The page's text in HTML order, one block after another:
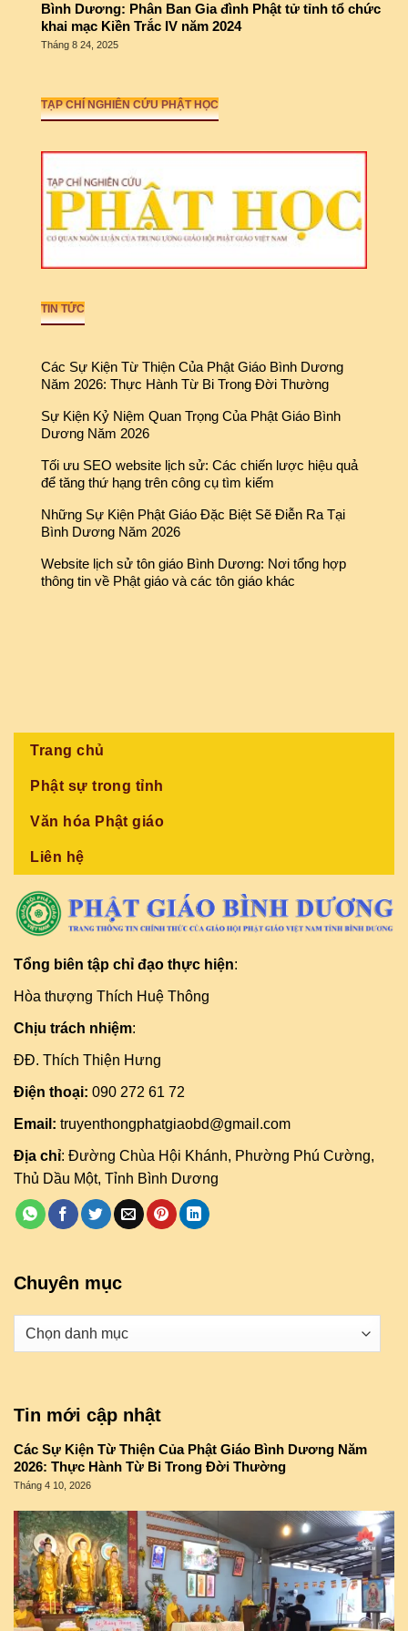
Bình Dương: Phân Ban Gia đình Phật tử tỉnh tổ chức
khai mạc Kiền Trắc IV năm 2024
Tháng 8 24, 2025
TẠP CHÍ NGHIÊN CỨU PHẬT HỌC
TIN TỨC
Các Sự Kiện Từ Thiện Của Phật Giáo Bình Dương
Năm 2026: Thực Hành Từ Bi Trong Đời Thường
Sự Kiện Kỷ Niệm Quan Trọng Của Phật Giáo Bình
Dương Năm 2026
Tối ưu SEO website lịch sử: Các chiến lược hiệu quả
để tăng thứ hạng trên công cụ tìm kiếm
Những Sự Kiện Phật Giáo Đặc Biệt Sẽ Điễn Ra Tại
Bình Dương Năm 2026
Website lịch sử tôn giáo Bình Dương: Nơi tổng hợp
thông tin về Phật giáo và các tôn giáo khác
Trang chủ
Phật sự trong tỉnh
Văn hóa Phật giáo
Liên hệ
Tổng biên tập chỉ đạo thực hiện:
Hòa thượng Thích Huệ Thông
Chịu trách nhiệm:
ĐĐ. Thích Thiện Hưng
Điện thoại: 090 272 61 72
Email: truyenthongphatgiaobd@gmail.com
Địa chỉ: Đường Chùa Hội Khánh, Phường Phú Cường,
Thủ Dầu Một, Tỉnh Bình Dương
Chuyên mục
Danh
Tin mới cập nhật
Các Sự Kiện Từ Thiện Của Phật Giáo Bình Dương Năm
2026: Thực Hành Từ Bi Trong Đời Thường
Tháng 4 10, 2026